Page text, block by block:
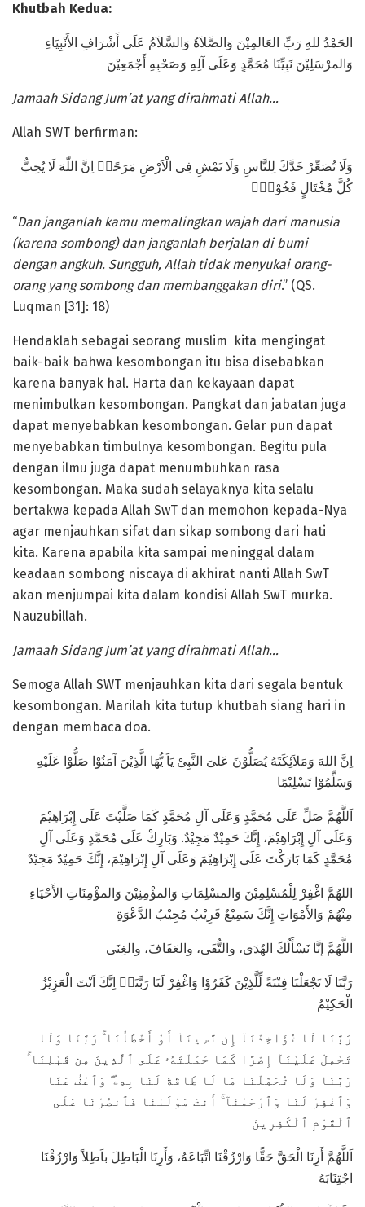
Khutbah Kedua:
الحَمْدُ للهِ رَبِّ العَالمِيْنَ وَالصَّلاَةُ وَالسَّلاَمُ عَلَى أَشْرَافِ الأَنْبِيَاءِ
وَالمرْسَلِيْنَ نَبِيِّنَا مُحَمَّدٍ وَعَلَى آلِهِ وَصَحْبِهِ أَجْمَعِيْنَ
Jamaah Sidang Jum’at yang dirahmati Allah…
Allah SWT berfirman:
وَلَا تُصَعِّرْ خَدَّكَ لِلنَّاسِ وَلَا تَمْشِ فِى الْاَرْضِ مَرَحًاۗ اِنَّ اللّٰهَ لَا يُحِبُّ
كُلَّ مُخْتَالٍ فَخُوْرٍۚ
“Dan janganlah kamu memalingkan wajah dari manusia
(karena sombong) dan janganlah berjalan di bumi
dengan angkuh. Sungguh, Allah tidak menyukai orang-
orang yang sombong dan membanggakan diri.” (QS.
Luqman [31]: 18)
Hendaklah sebagai seorang muslim kita mengingat
baik-baik bahwa kesombongan itu bisa disebabkan
karena banyak hal. Harta dan kekayaan dapat
menimbulkan kesombongan. Pangkat dan jabatan juga
dapat menyebabkan kesombongan. Gelar pun dapat
menyebabkan timbulnya kesombongan. Begitu pula
dengan ilmu juga dapat menumbuhkan rasa
kesombongan. Maka sudah selayaknya kita selalu
bertakwa kepada Allah SwT dan memohon kepada-Nya
agar menjauhkan sifat dan sikap sombong dari hati
kita. Karena apabila kita sampai meninggal dalam
keadaan sombong niscaya di akhirat nanti Allah SwT
akan menjumpai kita dalam kondisi Allah SwT murka.
Nauzubillah.
Jamaah Sidang Jum’at yang dirahmati Allah…
Semoga Allah SWT menjauhkan kita dari segala bentuk
kesombongan. Marilah kita tutup khutbah siang hari in
dengan membaca doa.
اِنَّ اللهَ وَمَلاَئِكَتَهُ يُصَلُّوْنَ عَلىَ النَّبِىْ يَاَ يُّهَا الَّذِيْنَ آمَنُوْا صَلُّوْا عَلَيْهِ
وَسَلِّمُوْا تَسْلِيْمًا
اَللَّهُمَّ صَلِّ عَلَى مُحَمَّدٍ وَعَلَى آلِ مُحَمَّدٍ كَمَا صَلَّيْتَ عَلَى إِبْرَاهِيْمَ
وَعَلَى آلِ إِبْرَاهِيْمَ، إِنَّكَ حَمِيْدٌ مَجِيْدٌ. وَبَارِكْ عَلَى مُحَمَّدٍ وَعَلَى آلِ
مُحَمَّدٍ كَمَا بَارَكْتَ عَلَى إِبْرَاهِيْمَ وَعَلَى آلِ إِبْرَاهِيْمَ، إِنَّكَ حَمِيْدٌ مَجِيْدٌ
اللهُمَّ اغْفِرْ لِلْمُسْلِمِيْنَ وَالمسْلِمَاتِ وَالمؤْمِنِيْنَ وَالمؤْمِنَاتِ الأَحْيَاءِ
مِنْهُمْ وَالأَمْوَاتِ إِنَّكَ سَمِيْعٌ قَرِيْبٌ مُجِيْبُ الدَّعْوَةِ
اللَّهُمَّ إنَّا نَسْأَلُكَ الهُدَى، والتُّقَى، والعَفَافَ، والغِنَى
رَبَّنَا لَا تَجْعَلْنَا فِتْنَةً لِّلَّذِيْنَ كَفَرُوْا وَاغْفِرْ لَنَا رَبَّنَاۚ اِنَّكَ اَنْتَ الْعَزِيْزُ
الْحَكِيْمُ
رَبَّنَا لَا تُؤَاخِذْنَآ إِن نَّسِينَآ أَوْ أَخْطَأْنَا ۚ رَبَّنَا وَلَا
تَحْمِلْ عَلَيْنَآ إِصْرًا كَمَا حَمَلْتَهُۥ عَلَى ٱلَّذِينَ مِن قَبْلِنَا ۚ
رَبَّنَا وَلَا تُحَمِّلْنَا مَا لَا طَاقَةَ لَنَا بِهِۦ ۖ وَٱعْفُ عَنَّا
وَٱغْفِرْ لَنَا وَٱرْحَمْنَآ ۚ أَنتَ مَوْلَىٰنَا فَٱنصُرْنَا عَلَى
ٱلْقَوْمِ ٱلْكَٰفِرِينَ
اَللَّهُمَّ أَرِنَا الْحَقَّ حَقًّا وَارْزُقْنَا اتِّبَاعَهُ، وَأَرِنَا الْبَاطِلَ باَطِلاً وَارْزُقْنَا
اجْتِنَابَهُ